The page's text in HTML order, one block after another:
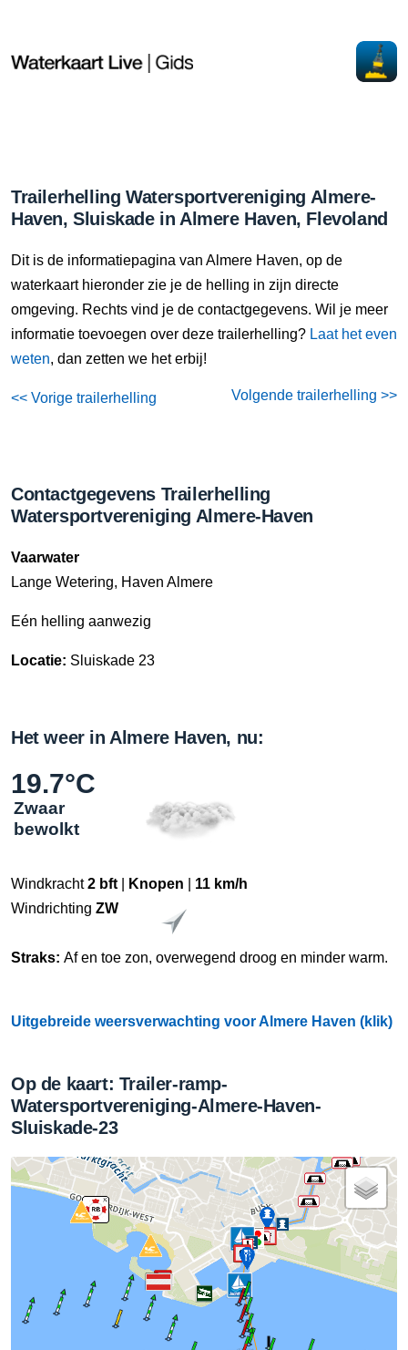
Trailerhelling Watersportvereniging Almere-
Haven, Sluiskade in Almere Haven, Flevoland
Dit is de informatiepagina van Almere Haven, op de
waterkaart hieronder zie je de helling in zijn directe
omgeving. Rechts vind je de contactgegevens. Wil je meer
informatie toevoegen over deze trailerhelling? Laat het even
weten, dan zetten we het erbij!
<< Vorige trailerhelling Volgende trailerhelling >>
Contactgegevens Trailerhelling
Watersportvereniging Almere-Haven
Vaarwater
Lange Wetering, Haven Almere
Eén helling aanwezig
Locatie: Sluiskade 23
Het weer in Almere Haven, nu:
19.7°C
Zwaar
bewolkt
Windkracht2 bft Knopen
11 km/h
Windrichting ZW
Straks: Af en toe zon, overwegend droog en minder warm.
Uitgebreide weersverwachting voor Almere Haven (klik)
Op de kaart: Trailer-ramp-
Watersportvereniging-Almere-Haven-
Sluiskade-23